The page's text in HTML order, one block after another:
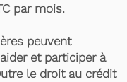
par mois.
peuvent
et participer à
le droit au crédit